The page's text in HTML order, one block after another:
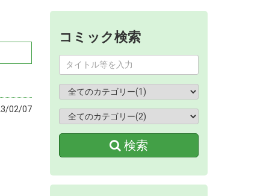
02/07
コミック検索
検索